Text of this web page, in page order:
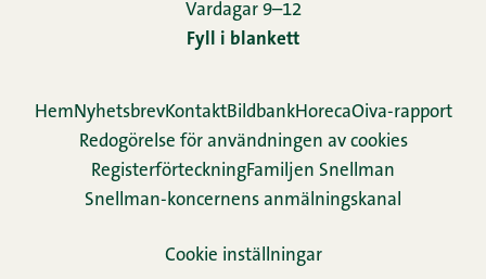
Vardagar 9–12
Fyll i blankett
HemNyhetsbrevKontaktBildbankHorecaOiva-rapport
Redogörelse för användningen av cookies
Re­gis­ter­för­teck­ningFamiljen Snellman
Snellman-koncernens anmälningskanal
Cookie inställningar